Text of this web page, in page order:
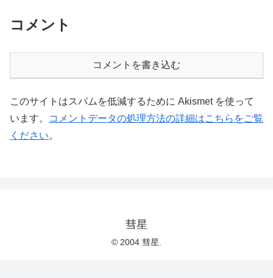
コメント
コメントを書き込む
このサイトはスパムを低減するために Akismet を使って
います。
コメントデータの処理方法の詳細はこちらをご覧
ください。
彗星
© 2004 彗星.